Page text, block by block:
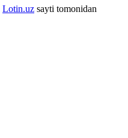
Lotin.uz sayti tomonidan